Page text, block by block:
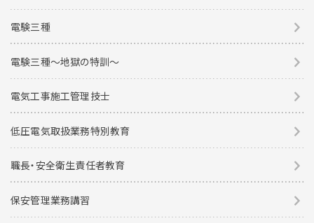
電験三種
電験三種〜地獄の特訓〜
電気工事施工管理技士
低圧電気取扱業務特別教育
職長・安全衛生責任者教育
保安管理業務講習